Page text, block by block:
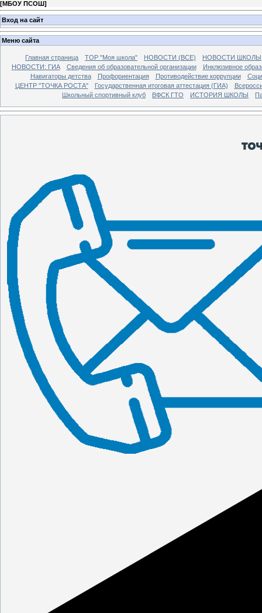
[МБОУ ПСОШ]
Вход на сайт
Меню сайта
Главная страница ТОР "Моя школа" НОВОСТИ (ВСЕ)
НОВОСТИ ШКОЛЫ
НОВОСТИ: ГИА
Сведения об образовательной организации
Инклюзивное
Навигаторы детства
Профориентация Противодействие коррупции
ЦЕНТР "ТОЧКА РОСТА"
Государственная итоговая аттестация (ГИА)
Школьный спортивный клуб
ВФСК ГТО ИСТОРИЯ ШКОЛЫ